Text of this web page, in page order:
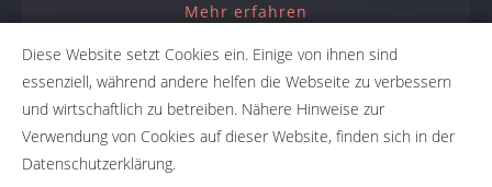
Mehr erfahren
Namensgeneratoren
Namensfindung mit NameRobot: Firmennamen, Produktnamen,
Diese Website setzt Cookies ein. Einige von ihnen sind
essenziell, während andere helfen die Webseite zu verbessern
und wirtschaftlich zu betreiben. Nähere Hinweise zur
Verwendung von Cookies auf dieser Website, finden sich in der
Datenschutzerklärung.